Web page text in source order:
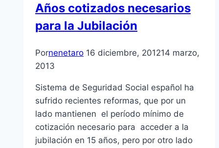
Años cotizados necesarios
para la Jubilación
Pornenetaro 16 diciembre, 201214 marzo,
2013
Sistema de Seguridad Social español ha
sufrido recientes reformas, que por un
lado mantienen el perí­odo mí­nimo de
cotización necesario para acceder a la
jubilación en 15 años, pero por otro lado